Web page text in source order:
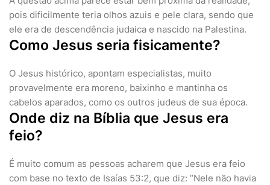
pois dificilmente teria olhos azuis e pele clara, sendo que
ele era de descendência judaica e nascido na Palestina.
Como Jesus seria fisicamente?
O Jesus histórico, apontam especialistas, muito
provavelmente era moreno, baixinho e mantinha os
cabelos aparados, como os outros judeus de sua época.
Onde diz na Bíblia que Jesus era
feio?
É muito comum as pessoas acharem que Jesus era feio
com base no texto de Isaías 53:2, que diz: “Nele não havia